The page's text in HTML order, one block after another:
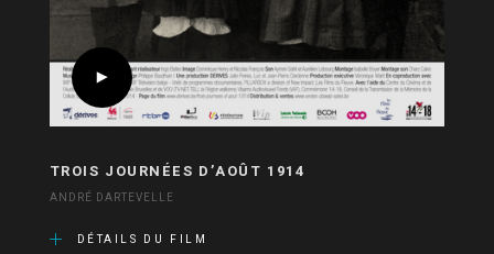
TROIS JOURNÉES D’AOÛT 1914
ANDRÉ DARTEVELLE
DÉTAILS DU FILM